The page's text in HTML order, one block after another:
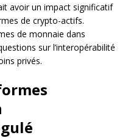
avoir un impact significatif
de crypto-actifs.
de monnaie dans
sur l’interopérabilité
privés.